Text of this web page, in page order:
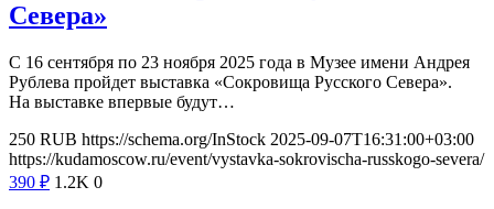
Севера»
С 16 сентября по 23 ноября 2025 года в Музее имени Андрея
Рублева пройдет выставка «Сокровища Русского Севера».
На выставке впервые будут…
250 RUB https://schema.org/InStock 2025-09-07T16:31:00+03:00
https://kudamoscow.ru/event/vystavka-sokrovischa-russkogo-severa/
390 ₽ 1.2K 0